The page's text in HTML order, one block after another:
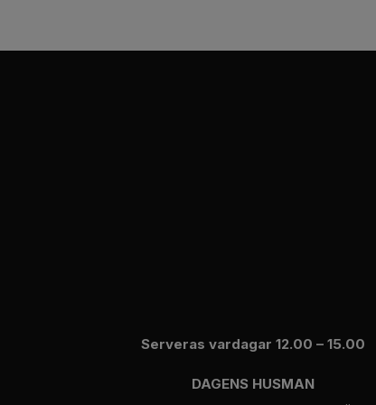
Serveras vardagar 12.00 – 15.00
DAGENS HUSMAN